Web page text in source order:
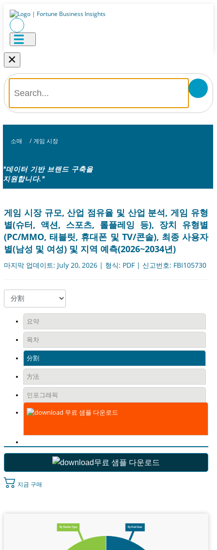
×
소매 / 게임 시장
"데이터 기반 브랜드 구축을
지원합니다."
게임 시장 규모, 산업 점유율 및 산업 분석, 게임 유형
별(슈터, 액션, 스포츠, 롤플레잉 등), 장치 유형별
(PC/MMO, 태블릿, 휴대폰 및 TV/콘솔), 최종 사용자
별(남성 및 여성) 및 지역 예측(2026~2034년)
마지막 업데이트: July 20, 2026 | 형식: PDF | 신고번호: FBI105730
요약
목차
分割
方法
인포그래픽
무료 샘플 다운로드
무료 샘플 다운로드
지금 구매